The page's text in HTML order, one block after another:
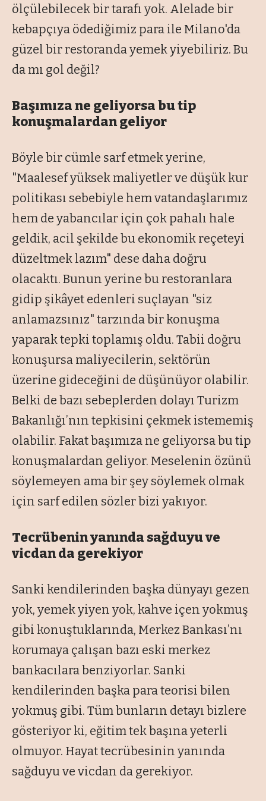
ölçülebilecek bir tarafı yok. Alelade bir
kebapçıya ödediğimiz para ile Milano'da
güzel bir restoranda yemek yiyebiliriz. Bu
da mı gol değil?
Başımıza ne geliyorsa bu tip
konuşmalardan geliyor
Böyle bir cümle sarf etmek yerine,
"Maalesef yüksek maliyetler ve düşük kur
politikası sebebiyle hem vatandaşlarımız
hem de yabancılar için çok pahalı hale
geldik, acil şekilde bu ekonomik reçeteyi
düzeltmek lazım" dese daha doğru
olacaktı. Bunun yerine bu restoranlara
gidip şikâyet edenleri suçlayan "siz
anlamazsınız" tarzında bir konuşma
yaparak tepki toplamış oldu. Tabii doğru
konuşursa maliyecilerin, sektörün
üzerine gideceğini de düşünüyor olabilir.
Belki de bazı sebeplerden dolayı Turizm
Bakanlığı’nın tepkisini çekmek istememiş
olabilir. Fakat başımıza ne geliyorsa bu tip
konuşmalardan geliyor. Meselenin özünü
söylemeyen ama bir şey söylemek olmak
için sarf edilen sözler bizi yakıyor.
Tecrübenin yanında sağduyu ve
vicdan da gerekiyor
Sanki kendilerinden başka dünyayı gezen
yok, yemek yiyen yok, kahve içen yokmuş
gibi konuştuklarında, Merkez Bankası’nı
korumaya çalışan bazı eski merkez
bankacılara benziyorlar. Sanki
kendilerinden başka para teorisi bilen
yokmuş gibi. Tüm bunların detayı bizlere
gösteriyor ki, eğitim tek başına yeterli
olmuyor. Hayat tecrübesinin yanında
sağduyu ve vicdan da gerekiyor.